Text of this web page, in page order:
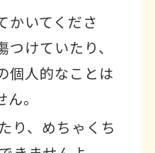
かいてくださ
けていたり、
個人的なことは
。
り、めちゃくち